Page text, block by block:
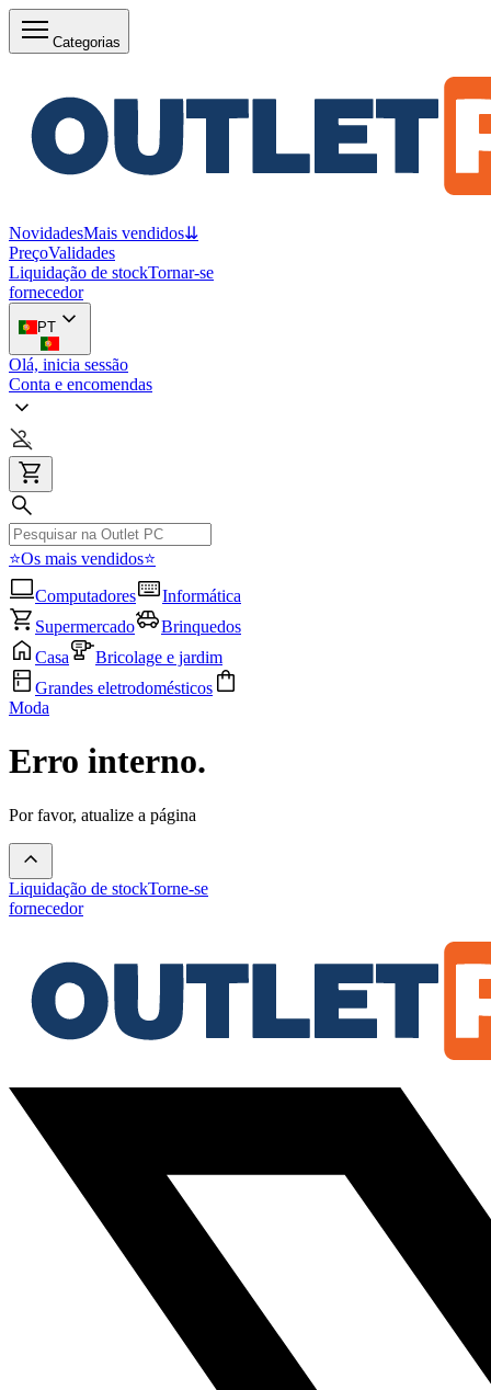
Categorias
NovidadesMais vendidos⇊
PreçoValidades
Liquidação de stockTornar-se
fornecedor
PT
Olá, inicia sessão
Conta e encomendas
⭐Os mais vendidos⭐
Computadores
Informática
Supermercado
Brinquedos
Casa
Bricolage e jardim
Grandes eletrodomésticos
Moda
Erro interno.
Por favor, atualize a página
Liquidação de stockTorne-se
fornecedor